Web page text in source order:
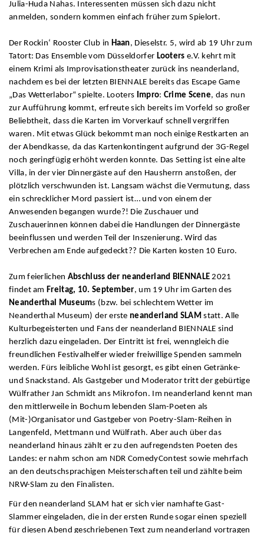
Julia-Huda Nahas. Interessenten müssen sich dazu nicht
anmelden, sondern kommen einfach früher zum Spielort.
Der Rockin‘ Rooster Club in Haan, Dieselstr. 5, wird ab 19 Uhr zum
Tatort: Das Ensemble vom Düsseldorfer Looters e.V. kehrt mit
einem Krimi als Improvisationstheater zurück ins neanderland,
nachdem es bei der letzten BIENNALE bereits das Escape Game
„Das Wetterlabor“ spielte. Looters Impro: Crime Scene, das nun
zur Aufführung kommt, erfreute sich bereits im Vorfeld so großer
Beliebtheit, dass die Karten im Vorverkauf schnell vergriffen
waren. Mit etwas Glück bekommt man noch einige Restkarten an
der Abendkasse, da das Kartenkontingent aufgrund der 3G-Regel
noch geringfügig erhöht werden konnte. Das Setting ist eine alte
Villa, in der vier Dinnergäste auf den Hausherrn anstoßen, der
plötzlich verschwunden ist. Langsam wächst die Vermutung, dass
ein schrecklicher Mord passiert ist… und von einem der
Anwesenden begangen wurde?! Die Zuschauer und
Zuschauerinnen können dabei die Handlungen der Dinnergäste
beeinflussen und werden Teil der Inszenierung. Wird das
Verbrechen am Ende aufgedeckt?? Die Karten kosten 10 Euro.
Zum feierlichen Abschluss der neanderland BIENNALE 2021
findet am Freitag, 10. September, um 19 Uhr im Garten des
Neanderthal Museums (bzw. bei schlechtem Wetter im
Neanderthal Museum) der ersteneanderland SLAM statt. Alle
Kulturbegeisterten und Fans der neanderland BIENNALE sind
herzlich dazu eingeladen. Der Eintritt ist frei, wenngleich die
freundlichen Festivalhelfer wieder freiwillige Spenden sammeln
werden. Fürs leibliche Wohl ist gesorgt, es gibt einen Getränke-
und Snackstand. Als Gastgeber und Moderator tritt der gebürtige
Wülfrather Jan Schmidt ans Mikrofon. Im neanderland kennt man
den mittlerweile in Bochum lebenden Slam-Poeten als
(Mit-)Organisator und Gastgeber von Poetry-Slam-Reihen in
Langenfeld, Mettmann und Wülfrath. Aber auch über das
neanderland hinaus zählt er zu den aufregendsten Poeten des
Landes: er nahm schon am NDR ComedyContest sowie mehrfach
an den deutschsprachigen Meisterschaften teil und zählte beim
NRW-Slam zu den Finalisten.
Für den neanderland SLAM hat er sich vier namhafte Gast-
Slammer eingeladen, die in der ersten Runde sogar einen speziell
für diesen Abend geschriebenen Text zum neanderland vortragen